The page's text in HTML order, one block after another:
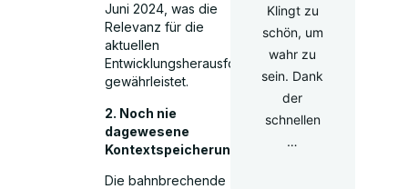
Juni 2024, was die
Relevanz für die
aktuellen
Entwicklungsherausforderungen
gewährleistet.
2. Noch nie
dagewesene
Kontextspeicherung
Die bahnbrechende
Klingt zu
schön, um
wahr zu
sein. Dank
der
schnellen
…